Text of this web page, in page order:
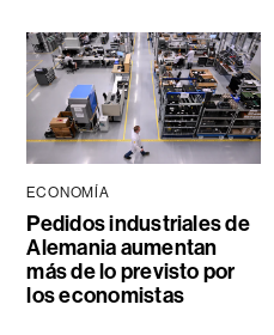
ECONOMÍA
Pedidos industriales de
Alemania aumentan
más de lo previsto por
los economistas